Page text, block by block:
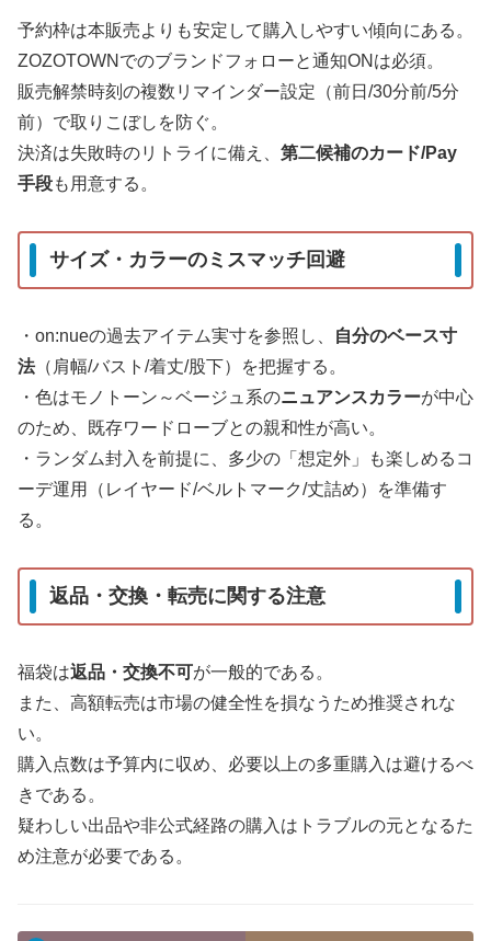
予約枠は本販売よりも安定して購入しやすい傾向にある。
ZOZOTOWNでのブランドフォローと通知ONは必須。
販売解禁時刻の複数リマインダー設定（前日/30分前/5分
前）で取りこぼしを防ぐ。
決済は失敗時のリトライに備え、 第二候補のカード/Pay
手段も用意する。
サイズ・カラーのミスマッチ回避
・on:nueの過去アイテム実寸を参照し、
自分のベース寸
法（肩幅/バスト/着丈/股下）を把握する。
・色はモノトーン～ベージュ系のニュアンスカラーが中心
のため、既存ワードローブとの親和性が高い。
・ランダム封入を前提に、多少の「想定外」も楽しめるコ
ーデ運用（レイヤード/ベルトマーク/丈詰め）を準備す
る。
返品・交換・転売に関する注意
福袋は返品・交換不可が一般的である。
また、高額転売は市場の健全性を損なうため推奨されな
い。
購入点数は予算内に収め、必要以上の多重購入は避けるべ
きである。
疑わしい出品や非公式経路の購入はトラブルの元となるた
め注意が必要である。